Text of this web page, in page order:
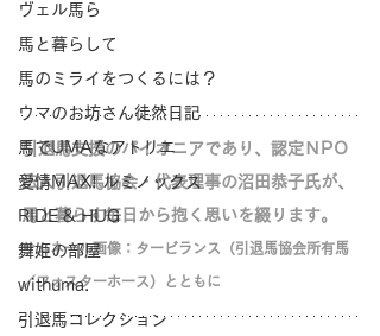
ヴェル馬ら
馬と暮らして
馬のミライをつくるには？
ウマのお坊さん徒然日記
馬でUMAなアトリエ
愛情MAX! ルミノックス
RIDE & HUG
舞姫の部屋
withuma.
引退馬コレクション
引退馬支援のパイオニアであり、認定ＮPＯ
法人引退馬協会・代表理事の沼田恭子氏が、
馬と暮らす毎日から抱く思いを綴ります。
サムネール画像：タービランス（引退馬協会所有馬
／フォスターホース）とともに